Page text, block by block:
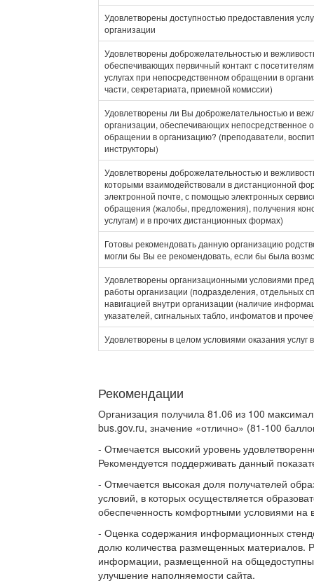
Удовлетворены доступностью предоставления
организации
Удовлетворены доброжелательностью и
обеспечивающих первичный контакт с
услугах при непосредственном обращении в
части, секретариата, приемной комиссии)
Удовлетворены ли Вы доброжелательностью и
организации, обеспечивающих непосредственное
обращении в организацию? (преподаватели,
инструкторы)
Удовлетворены доброжелательностью и
которыми взаимодействовали в дистанционной
электронной почте, с помощью электронных
обращения (жалобы, предложения), получения
услугам) и в прочих дистанционных формах)
Готовы рекомендовать данную организацию
могли бы Вы ее рекомендовать, если бы была
Удовлетворены организационными условиями
работы организации (подразделения, отдельных
навигацией внутри организации (наличие
указателей, сигнальных табло, инфоматов и
Удовлетворены в целом условиями оказания услуг
Рекомендации
Организация получила 81.06 из 100
bus.gov.ru, значение «отлично» (81-100
- Отмечается высокий уровень
Рекомендуется поддерживать данный
- Отмечается высокая доля получателей
условий, в которых осуществляется
обеспеченность комфортными условиями на
- Оценка содержания информационных
долю количества размещенных материалов.
информации, размещенной на
улучшение наполняемости сайта.